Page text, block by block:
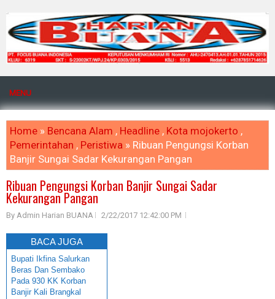
MENU
Home » Bencana Alam , Headline , Kota mojokerto ,
Pemerintahan , Peristiwa » Ribuan Pengungsi Korban
Banjir Sungai Sadar Kekurangan Pangan
Ribuan Pengungsi Korban Banjir Sungai Sadar
Kekurangan Pangan
By Admin Harian BUANA 2/22/2017 12:42:00 PM
BACA JUGA
Bupati Ikfina Salurkan
Beras Dan Sembako
Pada 930 KK Korban
Banjir Kali Brangkal